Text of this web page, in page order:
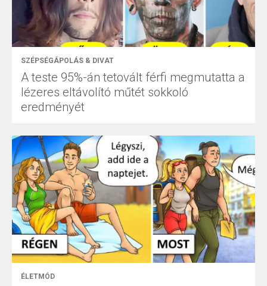
SZÉPSÉGÁPOLÁS & DIVAT
A teste 95%-án tetovált férfi megmutatta a
lézeres eltávolító műtét sokkoló
eredményét
ÉLETMÓD